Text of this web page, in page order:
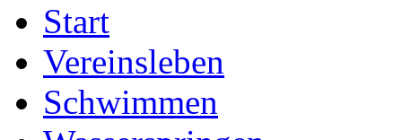
Start
Vereinsleben
Schwimmen